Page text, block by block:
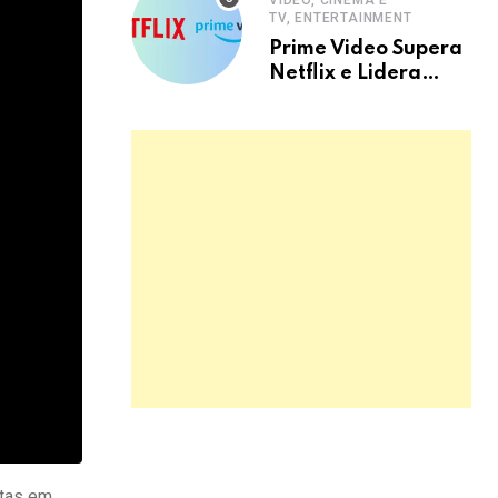
TV, ENTERTAINMENT
Prime Video Supera
Netflix e Lidera